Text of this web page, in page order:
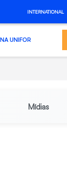
INTERNATIONAL
UNIFOR
Mídias